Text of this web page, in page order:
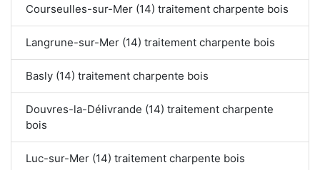
Courseulles-sur-Mer (14) traitement charpente bois
Langrune-sur-Mer (14) traitement charpente bois
Basly (14) traitement charpente bois
Douvres-la-Délivrande (14) traitement charpente
bois
Luc-sur-Mer (14) traitement charpente bois